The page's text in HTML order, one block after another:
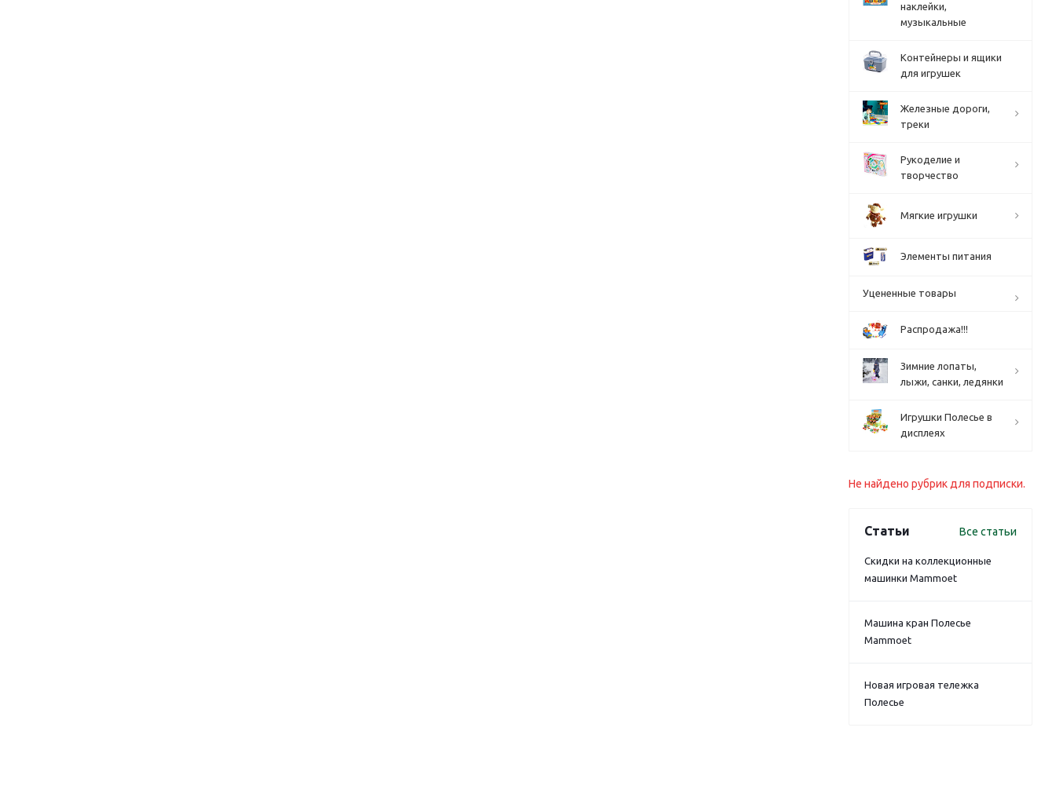
наклейки,
музыкальные
Контейнеры и ящики
для игрушек
Железные дороги,
треки
Рукоделие и
творчество
Мягкие игрушки
Элементы питания
Уцененные товары
Распродажа!!!
Зимние лопаты,
лыжи, санки, ледянки
Игрушки Полесье в
дисплеях
Не найдено рубрик для подписки.
Статьи Все статьи
Скидки на коллекционные
машинки Mammoet
Машина кран Полесье
Mammoet
Новая игровая тележка
Полесье